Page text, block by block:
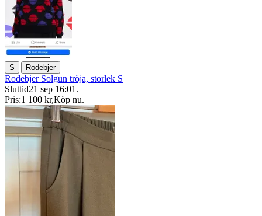
S | Rodebjer
Rodebjer Solgun tröja, storlek S
Sluttid21 sep 16:01 .
Pris:1 100 kr,Köp nu.